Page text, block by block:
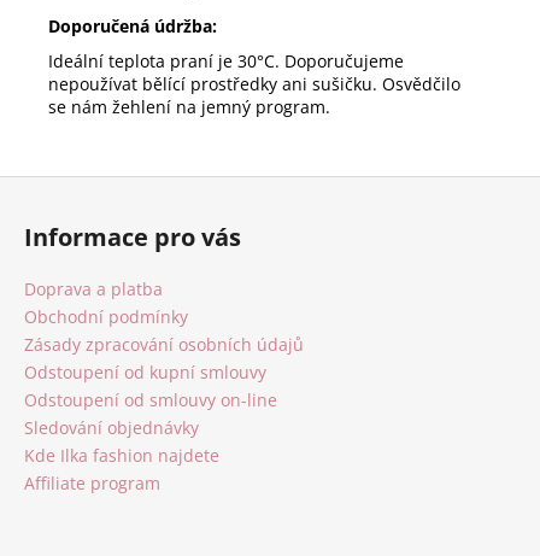
Doporučená údržba:
Ideální teplota praní je 30°C. Doporučujeme
nepoužívat bělící prostředky ani sušičku. Osvědčilo
se nám žehlení na jemný program.
Informace pro vás
Doprava a platba
Obchodní podmínky
Zásady zpracování osobních údajů
Odstoupení od kupní smlouvy
Odstoupení od smlouvy on-line
Sledování objednávky
Kde Ilka fashion najdete
Affiliate program